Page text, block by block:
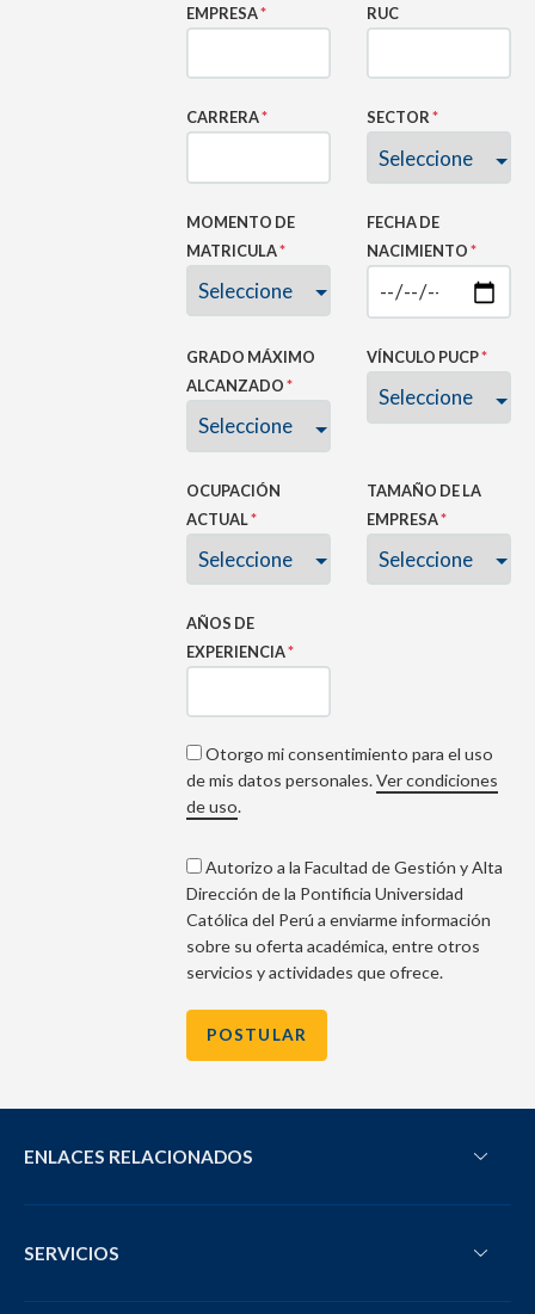
EMPRESA* RUC
CARRERA* SECTOR*
MOMENTO DE
MATRICULA*
FECHA DE
NACIMIENTO*
GRADO MÁXIMO
ALCANZADO*
VÍNCULO PUCP*
OCUPACIÓN
ACTUAL*
TAMAÑO DE LA
EMPRESA*
AÑOS DE
EXPERIENCIA*
Otorgo mi consentimiento para el uso
de mis datos personales.Ver condiciones
de uso.
Autorizo a la Facultad de Gestión y Alta
Dirección de la Pontificia Universidad
Católica del Perú a enviarme información
sobre su oferta académica, entre otros
servicios y actividades que ofrece.
ENLACES RELACIONADOS
SERVICIOS